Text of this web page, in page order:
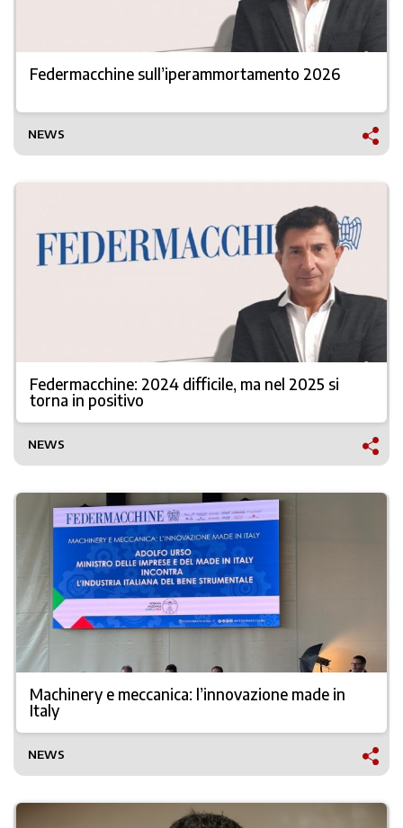
Federmacchine sull’iperammortamento 2026
NEWS
Federmacchine: 2024 difficile, ma nel 2025 si
torna in positivo
NEWS
Machinery e meccanica: l’innovazione made in
Italy
NEWS